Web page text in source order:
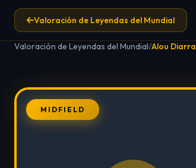
Valoración de Leyendas del Mundial
Valoración de Leyendas del Mundial/Alou Diarra
MIDFIELD